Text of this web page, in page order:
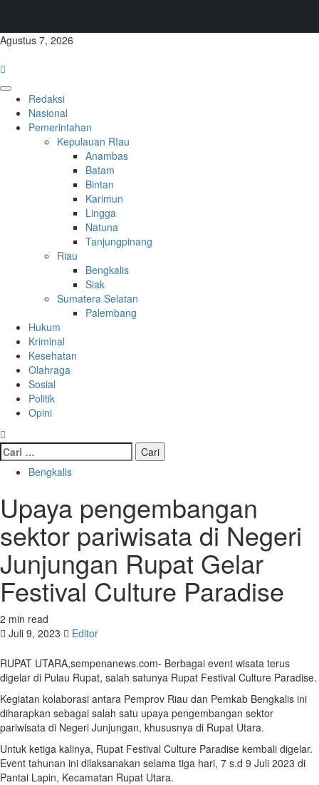
Skip
content
Agustus 7, 2026
Primary
Menu
Redaksi
Nasional
Pemerintahan
Kepulauan RIau
Anambas
Batam
Bintan
Karimun
Lingga
Natuna
Tanjungpinang
Riau
Bengkalis
Siak
Sumatera Selatan
Palembang
Hukum
Kriminal
Kesehatan
Olahraga
Sosial
Politik
Opini
Cari
untuk:
Bengkalis
Upaya pengembangan
sektor pariwisata di Negeri
Junjungan Rupat Gelar
Festival Culture Paradise
2 min read
Juli 9, 2023
Editor
RUPAT UTARA,sempenanews.com- Berbagai event wisata terus
digelar di Pulau Rupat, salah satunya Rupat Festival Culture Paradise.
Kegiatan kolaborasi antara Pemprov Riau dan Pemkab Bengkalis ini
diharapkan sebagai salah satu upaya pengembangan sektor
pariwisata di Negeri Junjungan, khususnya di Rupat Utara.
Untuk ketiga kalinya, Rupat Festival Culture Paradise kembali digelar.
Event tahunan ini dilaksanakan selama tiga hari, 7 s.d 9 Juli 2023 di
Pantai Lapin, Kecamatan Rupat Utara.